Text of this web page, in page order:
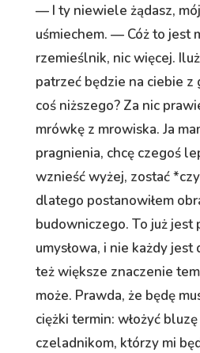
— I ty niewiele żądasz,
uśmiechem. — Cóż to jest
rzemieślnik, nic więcej.
patrzeć będzie na ciebie z
coś niższego? Za nic
mrówkę z mrowiska. Ja
pragnienia, chcę czegoś
wznieść wyżej, zostać
dlatego postanowiłem
budowniczego. To już jest
umysłowa, i nie każdy
też większe znaczenie
może. Prawda, że będę
ciężki termin: włożyć
czeladnikom, którzy mi